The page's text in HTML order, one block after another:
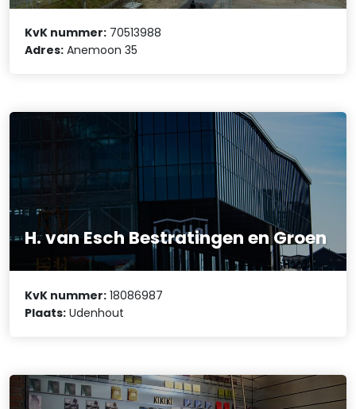
KvK nummer: 70513988
Adres: Anemoon 35
H. van Esch Bestratingen en Groen
KvK nummer: 18086987
Plaats: Udenhout